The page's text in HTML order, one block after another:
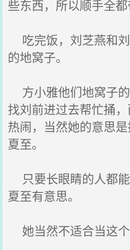
些东西，所以顺手全都
吃完饭，刘芝燕和
的地窝子。
方小雅他们地窝子的
找刘前进过去帮忙捅
热闹，当然她的意思
夏至。
只要长眼睛的人都
夏至有意思。
她当然不适合当这个